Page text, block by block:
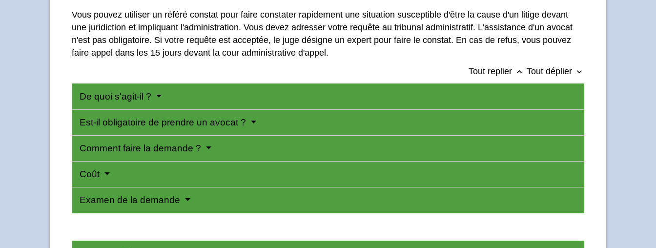
Vous pouvez utiliser un référé constat pour faire constater rapidement une situation susceptible d'être la cause d'un litige devant
une juridiction et impliquant l'administration. Vous devez adresser votre requête au tribunal administratif. L'assistance d'un avocat
n'est pas obligatoire. Si votre requête est acceptée, le juge désigne un expert pour faire le constat. En cas de refus, vous pouvez
faire appel dans les 15 jours devant la cour administrative d'appel.
Tout replier keyboard_arrow_up Tout déplier keyboard_arrow_down
De quoi s'agit-il ?
Est-il obligatoire de prendre un avocat ?
Comment faire la demande ?
Coût
Examen de la demande